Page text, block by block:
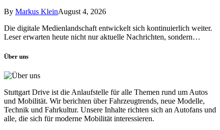
By Markus KleinAugust 4, 2026
Die digitale Medienlandschaft entwickelt sich kontinuierlich weiter.
Leser erwarten heute nicht nur aktuelle Nachrichten, sondern…
Über uns
Stuttgart Drive ist die Anlaufstelle für alle Themen rund um Autos
und Mobilität. Wir berichten über Fahrzeugtrends, neue Modelle,
Technik und Fahrkultur. Unsere Inhalte richten sich an Autofans und
alle, die sich für moderne Mobilität interessieren.